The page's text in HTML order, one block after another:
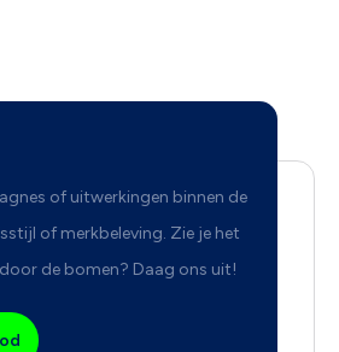
of uitwerkingen binnen de
of merkbeleving. Zie je het
de bomen? Daag ons uit!